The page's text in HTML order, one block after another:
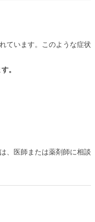
ています。このような症状
。
、医師または薬剤師に相談